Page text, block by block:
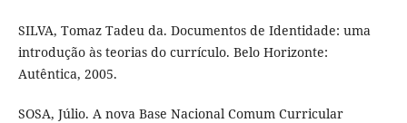
SILVA, Tomaz Tadeu da. Documentos de Identidade: uma
introdução às teorias do currículo. Belo Horizonte:
Autêntica, 2005.
SOSA, Júlio. A nova Base Nacional Comum Curricular